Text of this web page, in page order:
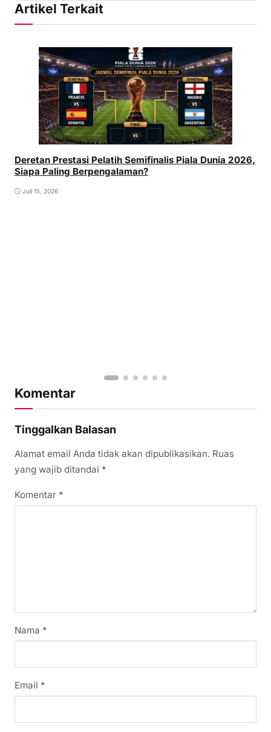
Artikel Terkait
Deretan Prestasi Pelatih Semifinalis Piala Dunia 2026,
Siapa Paling Berpengalaman?
Juli 15, 2026
Komentar
Tinggalkan Balasan
Alamat email Anda tidak akan dipublikasikan. Ruas
yang wajib ditandai *
Komentar *
Nama *
Email *